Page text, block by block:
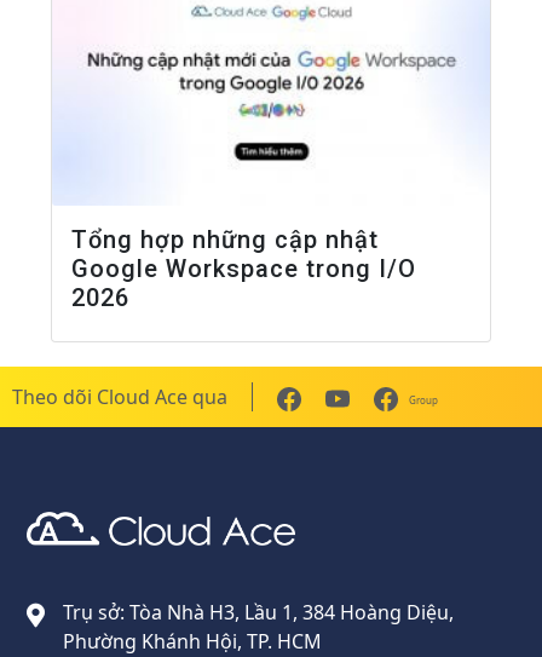
Tổng hợp những cập nhật
Google Workspace trong I/O
2026
Theo dõi Cloud Ace qua Group
Trụ sở: Tòa Nhà H3, Lầu 1, 384 Hoàng Diệu,
Phường Khánh Hội, TP. HCM